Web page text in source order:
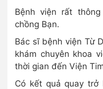
Bệnh viện rất
chồng Bạn.
Bác sĩ bệnh viện Từ
khám chuyên khoa
thời gian đến Viện
Có kết quả quay trở